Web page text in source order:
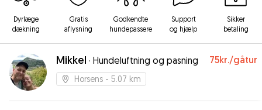
Dyrlæge
dækning
Gratis
aflysning
Godkendte
hundepassere
Support
og hjælp
Sikker
betaling
Mikkel · Hundeluftning og pasning 75kr./gåtur
Horsens - 5.07 km